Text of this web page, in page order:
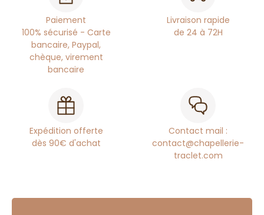
Paiement
100% sécurisé - Carte
bancaire, Paypal,
chèque, virement
bancaire
Livraison rapide
de 24 à 72H
Expédition offerte
dès 90€ d'achat
Contact mail :
contact@chapellerie-
traclet.com